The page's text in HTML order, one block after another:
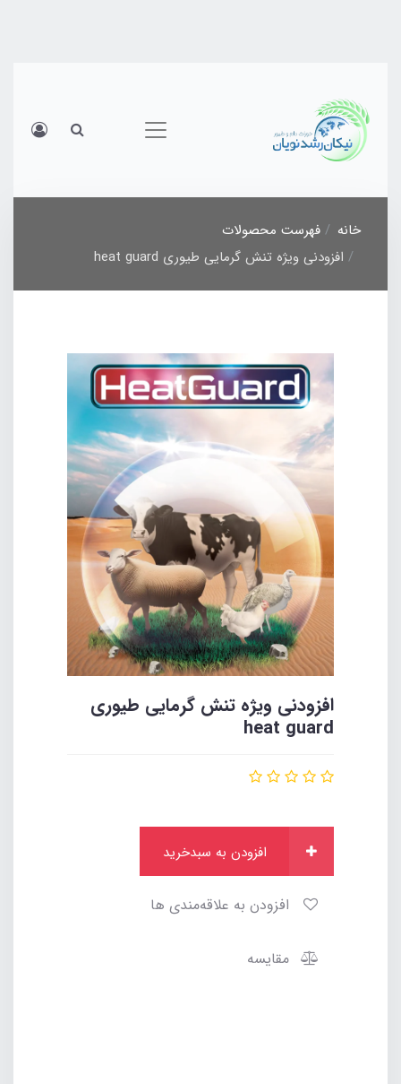
خانه
فهرست محصولات
افزودنی ویژه تنش گرمایی طیوری heat guard
افزودنی ویژه تنش گرمایی طیوری
heat guard
مقایسه